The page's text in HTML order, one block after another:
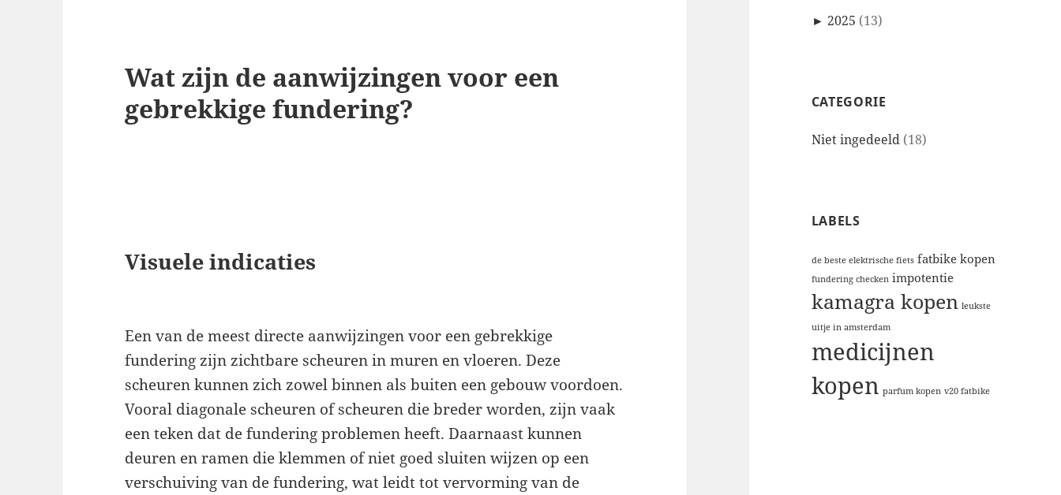
► 2025 (13)
CATEGORIE
Niet ingedeeld (18)
LABELS
de beste elektrische fiets fatbike kopen
fundering checken impotentie
kamagra kopen leukste
uitje in amsterdam
medicijnen
kopen parfum kopen v20 fatbike
Wat zijn de aanwijzingen voor een
gebrekkige fundering?
Visuele indicaties
Een van de meest directe aanwijzingen voor een gebrekkige
fundering zijn zichtbare scheuren in muren en vloeren. Deze
scheuren kunnen zich zowel binnen als buiten een gebouw voordoen.
Vooral diagonale scheuren of scheuren die breder worden, zijn vaak
een teken dat de fundering problemen heeft. Daarnaast kunnen
deuren en ramen die klemmen of niet goed sluiten wijzen op een
verschuiving van de fundering, wat leidt tot vervorming van de